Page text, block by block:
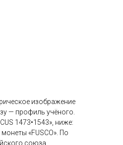
изображение
— профиль учёного.
1473•1543», ниже:
«FUSCO». По
союза.